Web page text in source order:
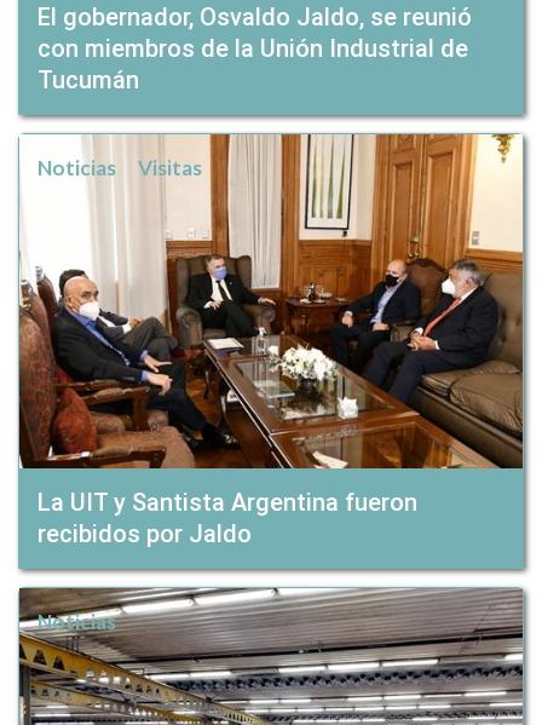
El gobernador, Osvaldo Jaldo, se reunió
con miembros de la Unión Industrial de
Tucumán
Noticias Visitas
La UIT y Santista Argentina fueron
recibidos por Jaldo
Noticias